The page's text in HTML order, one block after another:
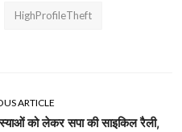
HighProfileTheft
ARTICLE
को लेकर सपा की साइकिल रैली,